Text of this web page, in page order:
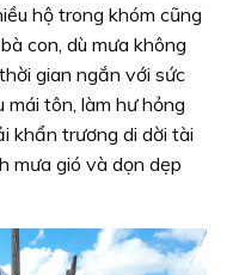
hộ trong khóm cũng
con, dù mưa không
gian ngắn với sức
tôn, làm hư hỏng
khẩn trương di dời tài
mưa gió và dọn dẹp